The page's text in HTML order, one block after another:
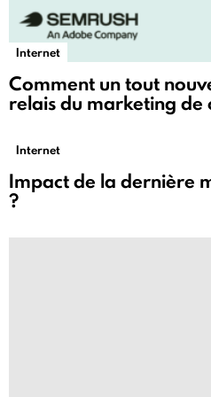
Internet
Comment un tout
relais du marketing de
Internet
Impact de la dernière
?